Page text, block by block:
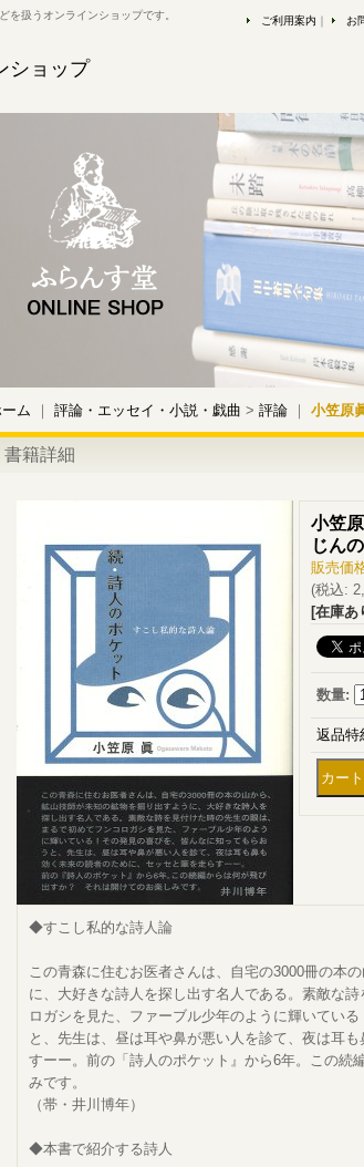
を扱うオンラインショップです。
ショップ
ご利用案内 お
ム ｜ 評論・エッセイ・小説・戯曲 > 評論 ｜ 小笠原
書籍詳細
小笠
じん
販売価
(税込:
[在庫あ
数量:
返品特
◆すこし私的な詩人論
この青森に住むお医者さんは、自宅の3000冊の本
に、大好きな詩人を探し出す名人である。素敵な
ロガシを見た、ファーブル少年のように輝いてい
と、先生は、昼は耳や鼻が悪い人を診て、夜は耳
すーー。前の「詩人のポケット』から6年。この
みです。
（帯・井川博年）
◆本書で紹介する詩人